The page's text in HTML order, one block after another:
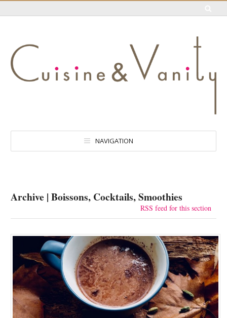
NAVIGATION
Archive | Boissons, Cocktails, Smoothies
RSS feed for this section